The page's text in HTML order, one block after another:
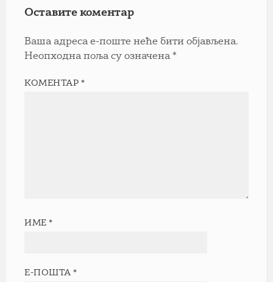
Оставите коментар
Ваша адреса е-поште неће бити објављена.
Неопходна поља су означена *
КОМЕНТАР*
ИМЕ*
Е-ПОШТА*